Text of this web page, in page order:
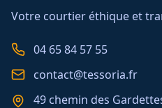
Votre courtier éthique et
04 65 84 57 55
contact@tessoria.fr
49 chemin des